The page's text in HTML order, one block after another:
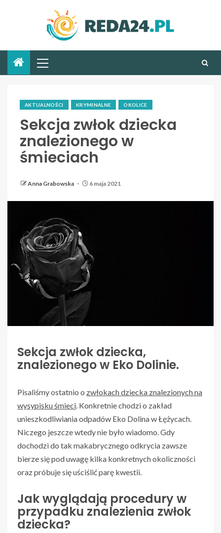
AKTUALNOŚCI KRYMINALNE OKOLICE
Sekcja zwłok dziecka
znalezionego w
śmieciach
Anna Grabowska 6 maja 2021
Sekcja zwłok dziecka,
znalezionego w Eko Dolinie.
Pisaliśmy ostatnio o zwłokach dziecka znalezionych na
wysypisku śmieci . Konkretnie chodzi o zakład
unieszkodliwiania odpadów Eko Dolina w Łężycach.
Niczego jeszcze wtedy nie było wiadomo. Gdy
dochodzi do tak makabrycznego odkrycia zawsze
bierze się pod uwagę kilka konkretnych okoliczności
oraz próbuje się uściślić parę kwestii.
Jak wyglądają procedury w
przypadku znalezienia zwłok
dziecka?